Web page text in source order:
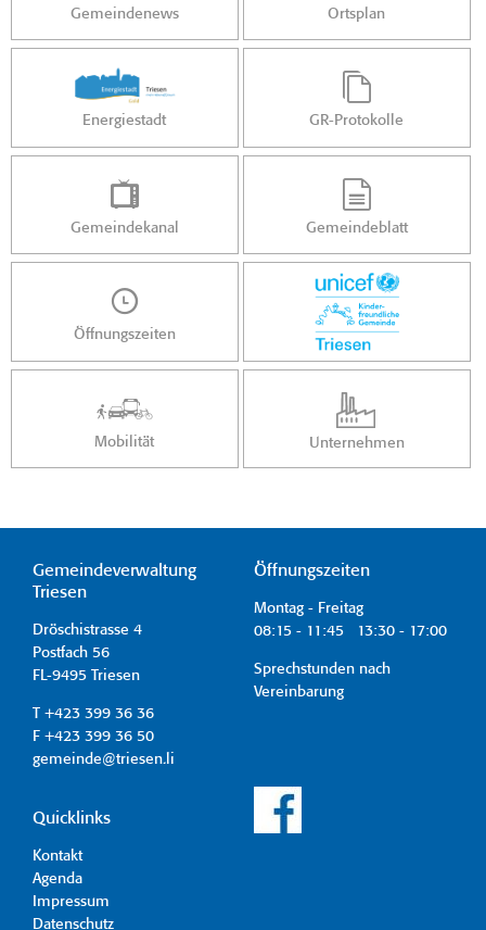
Gemeindenews Ortsplan
Energiestadt GR-Protokolle
Gemeindekanal Gemeindeblatt
Öffnungszeiten
Mobilität Unternehmen
Gemeindeverwaltung
Triesen
Dröschistrasse 4
Postfach 56
FL-9495 Triesen
T +423 399 36 36
F +423 399 36 50
gemeinde@triesen.li
Öffnungszeiten
Montag - Freitag
08:15 - 11:45 13:30 - 17:00
Sprechstunden nach
Vereinbarung
Quicklinks
Kontakt
Agenda
Impressum
Datenschutz